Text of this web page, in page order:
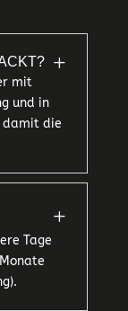
L
mit
und in
damit die
L
Tage